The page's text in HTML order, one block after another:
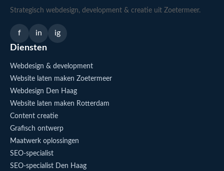
Strategisch webdesign, development & creatie uit Zoetermeer.
f in ig
Diensten
Webdesign & development
Website laten maken Zoetermeer
Webdesign Den Haag
Website laten maken Rotterdam
Content creatie
Grafisch ontwerp
Maatwerk oplossingen
SEO-specialist
SEO-specialist Den Haag